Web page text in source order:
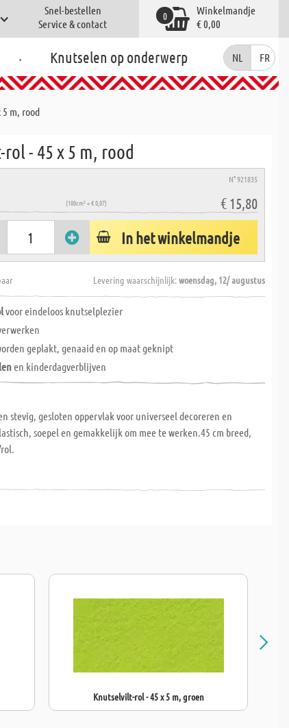
Snel-bestellen
Service & contact
Winkelmandje
€ 0,00
0
. Knutselen op onderwerp NL FR
m, rood
- 45 x 5 m, rood
N° 921835
(100cm² = € 0,07) € 15,80
In het winkelmandje
Levering waarschijnlijk:woensdag, 12/ augustus
voor eindeloos knutselplezier
geplakt, genaaid en op maat geknipt
en kinderdagverblijven
stevig, gesloten oppervlak voor universeel decoreren en
soepel en gemakkelijk om mee te werken.45 cm breed,
Knutselvilt-rol - 45 x 5 m, groen